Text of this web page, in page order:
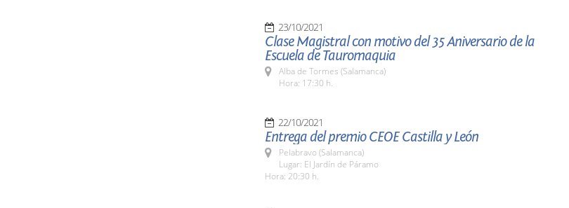
23/10/2021
Clase Magistral con motivo del 35 Aniversario de la
Escuela de Tauromaquia
Alba de Tormes (Salamanca)
Hora: 17:30 h.
22/10/2021
Entrega del premio CEOE Castilla y León
Pelabravo (Salamanca)
Lugar: El Jardín de Páramo
Hora: 20:30 h.